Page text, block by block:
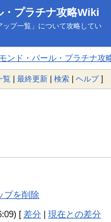
・プラチナ攻略Wiki
ップ一覧」について攻略してい
ンド・パール・プラチナ攻
覧 | 最終更新 | 検索 | ヘルプ]
プを削除
[ 差分 |現在との差分